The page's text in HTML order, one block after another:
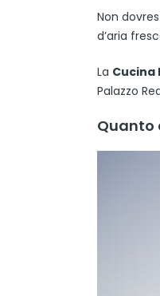
Non
d’aria
La Cucina
Palazzo
Quanto